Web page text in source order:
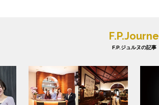
F.P.Journe
F.P.ジュルヌの記事